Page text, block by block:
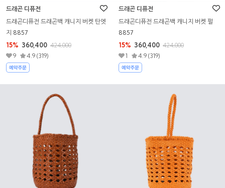
드래곤 디퓨전
드래곤디퓨전 드래곤백 캐니지 버켓 탄엣
지 8857
15% 360,400 424,000
9
4.9 (319)
드래곤 디퓨전
드래곤디퓨전 드래곤백 캐니지 버켓 펄
8857
15% 360,400 424,000
1
4.9 (319)